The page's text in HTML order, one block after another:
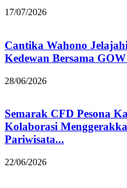
17/07/2026
Cantika Wahono
Kedewan Bersama
28/06/2026
Semarak CFD Pesona
Kolaborasi
Pariwisata...
22/06/2026